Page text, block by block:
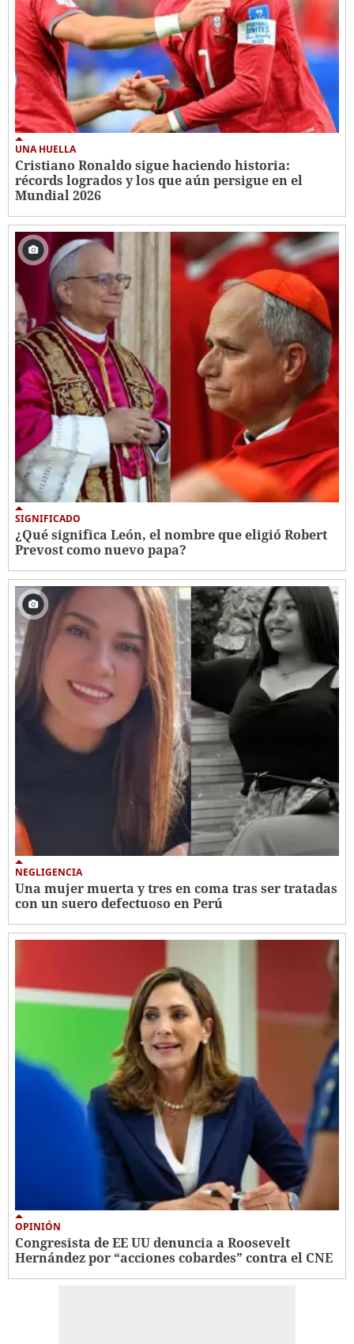
UNA HUELLA
Cristiano Ronaldo sigue haciendo historia:
récords logrados y los que aún persigue en el
Mundial 2026
SIGNIFICADO
¿Qué significa León, el nombre que eligió Robert
Prevost como nuevo papa?
NEGLIGENCIA
Una mujer muerta y tres en coma tras ser tratadas
con un suero defectuoso en Perú
OPINIÓN
Congresista de EE UU denuncia a Roosevelt
Hernández por “acciones cobardes” contra el CNE